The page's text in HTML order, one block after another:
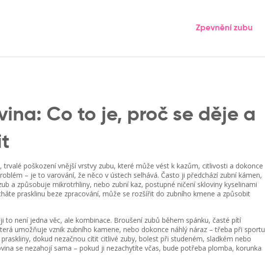
Zpevnění zubu
Co to je, proč se děje a
,trvalé poškození vnější vrstvy zubu, které může vést k kazům, citlivosti a dokonce
– je to varování, že něco v ústech selhává. Často ji předchází zubní kámen,
a způsobuje mikrotrhliny, nebo zubní kaz, postupné ničení skloviny kyselinami
prasklinu beze zpracování, může se rozšířit do zubního kmene a způsobit
to není jedna věc, ale kombinace. Broušení zubů během spánku, časté pítí
umožňuje vznik zubního kamene, nebo dokonce náhlý náraz – třeba při sportu
dokud nezačnou cítit citlivé zuby, bolest při studeném, sladkém nebo
se nezahojí sama – pokud ji nezachytíte včas, bude potřeba plomba, korunka